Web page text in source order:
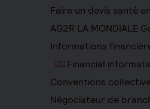
Faire un devis santé
AG2R LA MONDIALE
Informations
Financial
Conventions
Négociateur de